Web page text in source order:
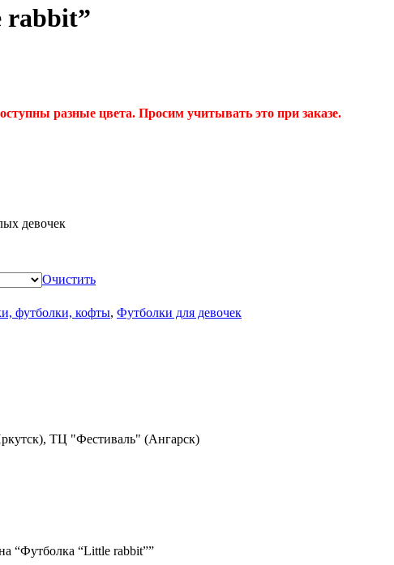
rabbit”
разные цвета. Просим учитывать это при заказе.
девочек
Очистить
футболки, кофты, Футболки для девочек
ТЦ "Фестиваль" (Ангарск)
“Футболка “Little rabbit””